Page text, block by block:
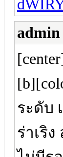
admin
ระดับ
ร่าเริ